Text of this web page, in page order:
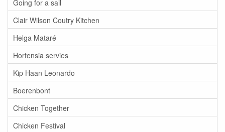
Going for a sail
Clair Wilson Coutry Kitchen
Helga Mataré
Hortensia servies
Kip Haan Leonardo
Boerenbont
Chicken Together
Chicken Festival